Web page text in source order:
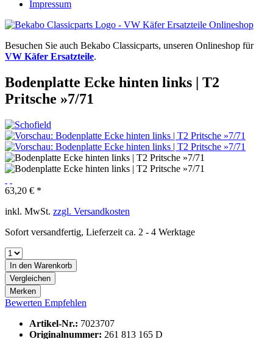
Impressum
Besuchen Sie auch Bekabo Classicparts, unseren Onlineshop für
VW Käfer Ersatzteile.
Bodenplatte Ecke hinten links | T2
Pritsche »7/71
63,20 € *
inkl. MwSt. zzgl. Versandkosten
Sofort versandfertig, Lieferzeit ca. 2 - 4 Werktage
In den Warenkorb
Vergleichen
Merken
Bewerten Empfehlen
Artikel-Nr.: 7023707
Originalnummer: 261 813 165 D